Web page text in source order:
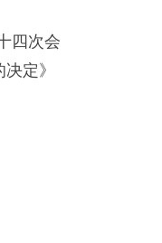
四次会
定》